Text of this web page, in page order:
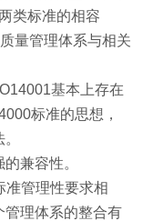
类标准的相容
量管理体系与相关
基本上存在
标准的思想，
兼容性。
准管理性要求相
管理体系的整合有